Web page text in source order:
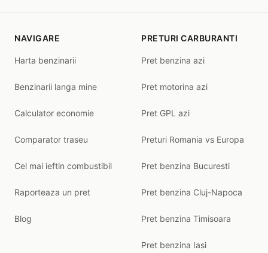
NAVIGARE
Harta benzinarii
Benzinarii langa mine
Calculator economie
Comparator traseu
Cel mai ieftin combustibil
Raporteaza un pret
Blog
PRETURI CARBURANTI
Pret benzina azi
Pret motorina azi
Pret GPL azi
Preturi Romania vs Europa
Pret benzina Bucuresti
Pret benzina Cluj-Napoca
Pret benzina Timisoara
Pret benzina Iasi